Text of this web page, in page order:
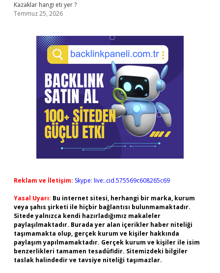
Kazaklar hangi eti yer ?
Temmuz 25, 2026
Reklam ve İletişim: Skype: live:.cid.575569c608265c69
Yasal Uyarı: Bu internet sitesi, herhangi bir marka, kurum
veya şahıs şirketi ile hiçbir bağlantısı bulunmamaktadır.
Sitede yalnızca kendi hazırladığımız makaleler
paylaşılmaktadır. Burada yer alan içerikler haber niteliği
taşımamakta olup, gerçek kurum ve kişiler hakkında
paylaşım yapılmamaktadır. Gerçek kurum ve kişiler ile isim
benzerlikleri tamamen tesadüfidir. Sitemizdeki bilgiler
taslak halindedir ve tavsiye niteliği taşımazlar.